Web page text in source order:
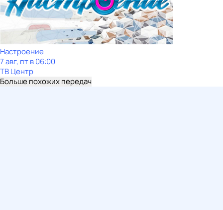
Настроение
7 авг, пт в 06:00
ТВ Центр
Больше похожих передач